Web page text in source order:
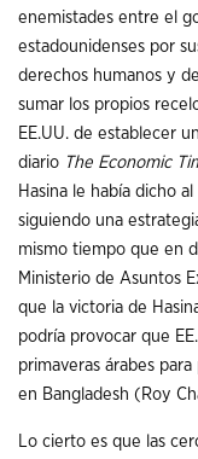
enemistades entre el
estadounidenses por
derechos humanos y
sumar los propios
EE.UU. de establecer
diario The Economic
Hasina le había dicho
siguiendo una
mismo tiempo que en
Ministerio de Asuntos
que la victoria de
podría provocar que
primaveras árabes
en Bangladesh (Roy
Lo cierto es que las